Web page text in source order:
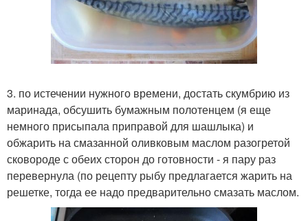
3. по истечении нужного времени, достать скумбрию из
маринада, обсушить бумажным полотенцем (я еще
немного присыпала приправой для шашлыка) и
обжарить на смазанной оливковым маслом разогретой
сковороде с обеих сторон до готовности - я пару раз
перевернула (по рецепту рыбу предлагается жарить на
решетке, тогда ее надо предварительно смазать маслом.